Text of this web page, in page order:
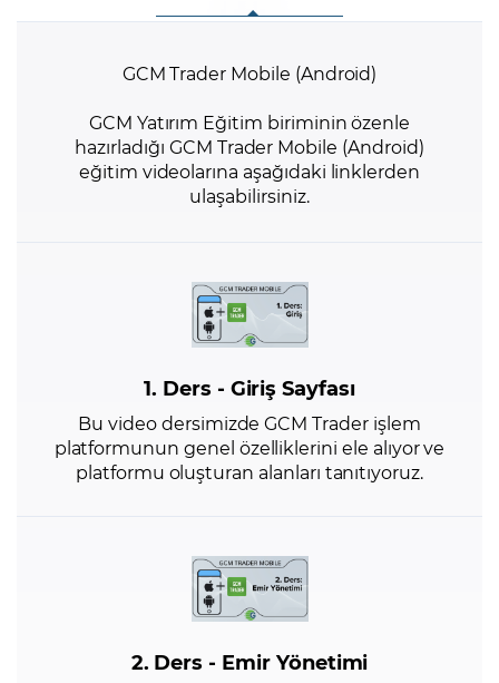
GCM Trader Mobile (Android)
GCM Yatırım Eğitim biriminin özenle
hazırladığı GCM Trader Mobile (Android)
eğitim videolarına aşağıdaki linklerden
ulaşabilirsiniz.
1. Ders - Giriş Sayfası
Bu video dersimizde GCM Trader işlem
platformunun genel özelliklerini ele alıyor ve
platformu oluşturan alanları tanıtıyoruz.
2. Ders - Emir Yönetimi